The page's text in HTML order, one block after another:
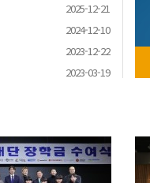
2025-12-21
2024-12-10
2023-12-22
2023-03-19